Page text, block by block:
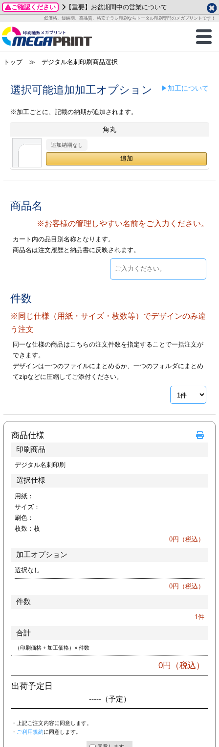
ご確認ください 【重要】お盆期間中の営業について
低価格、短納期、高品質、格安チラシ印刷ならトータル印刷専門のメガプリントです！
商品一覧
グッズ
ステッカー
物
ックカード印刷
ィ・販促グッズ
＆盛り上げ印刷
イズ
ご利用ガイド
お客様へ
いて
ついて
方法
刷
カード印刷
ード印刷
ックカード名刺
型マル型印刷
ー印刷
刷
印刷
フォルダー
ファイル印刷
印刷
印刷
リーブ印刷
印刷
データ作成ガイド
成前に
ガイド
イド
加工指示ガイド
テンプレート
ード印刷
名刺印刷
名刺印刷
ックカード
印刷
印刷
刷
名刺印刷
印刷
ムカード印刷
カード印刷
フォルダー
ファイル印刷
ァイル印刷
リーブ
一覧
わせ
質問FAQ
り
2026年 8月
月
火 水 木 金
土
1
10
11 12 13
15
24
25 26 27 28
29
2026年 9月
水 木 金
土
14
15
21
22
30
・・休業日
トップ≫ デジタル名刺印刷商品選択
選択可能追加加工オプション ▶加工について
※加工ごとに、記載の納期が追加されます。
角丸
追加納期なし
商品名
※お客様の管理しやすい名前をご入力ください。
カート内の品目別名称となります。
商品名は注文履歴と納品書に反映されます。
件数
※同じ仕様（用紙・サイズ・枚数等）でデザインのみ違
う注文
同一な仕様の商品はこちらの注文件数を指定することで一括注文が
できます。
デザインは一つのファイルにまとめるか、一つのフォルダにまとめ
てzipなどに圧縮してご添付ください。
商品仕様
印刷商品
デジタル名刺印刷
選択仕様
用紙：
サイズ：
刷色：
枚数： 枚
0円（税込）
加工オプション
選択なし
0円（税込）
件数
1件
合計
（印刷価格 + 加工価格）× 件数
0円（税込）
出荷予定日
-----（予定）
・上記ご注文内容に同意します。
・ ご利用規約に同意します。